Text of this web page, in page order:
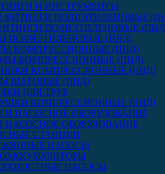
И ИНСТРУМЕНТЫ
ПОЛИЭТИЛЕНОВЫЕ
ПОЛИЭТИЛЕНОВЫЕ (ПНД)
КОМПРЕССИОННЫЕ (ПНД)
КОМПРЕССИОННЫЕ (ПНД)
КОМПРЕССИОННЫЕ (ПНД)
ШАРОВЫЕ (ПНД)
ДЛЯ ТРУБ
КОМПРЕССИОННЫЕ (ПНД)
НАСОСНОЕ ОБОРУДОВАНИЕ
СТАНЦИИ
НАСОСЫ
НАСОСЫ